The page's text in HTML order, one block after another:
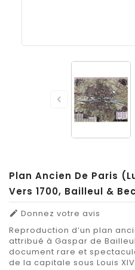

Plan Ancien De Paris
Vers 1700, Bailleul &
 Donnez votre avis
Reproduction d’un plan
attribué à Gaspar de
document rare et
de la capitale sous Louis